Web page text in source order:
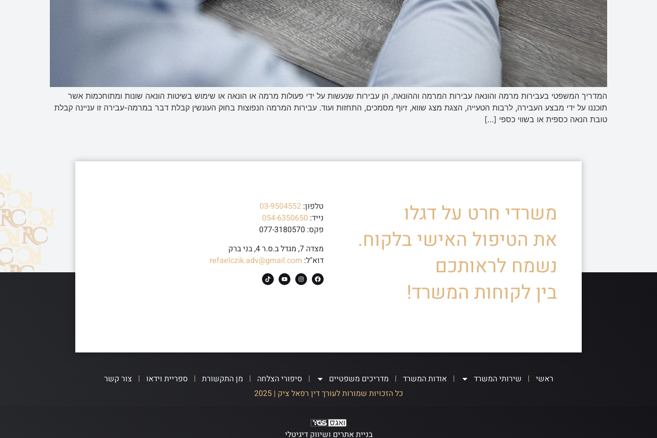
המדריך המשפטי בעבירות מרמה והונאה עבירות המרמה וההונאה, הן עבירות שנעשות על ידי פעולות מרמה או הונאה או שימוש בשיטות הונאה שונות ומתוחכמות אשר
תוכננו על ידי מבצע העבירה, לרבות הטעייה, הצגת מצג שווא, זיוף מסמכים, התחזות ועוד. עבירות המרמה הנפוצות בחוק העונשין קבלת דבר במרמה-עבירה זו עניינה קבלת
טובת הנאה כספית או בשווי כספי […]
משרדי חרט על דגלו
את הטיפול האישי בלקוח.
נשמח לראותכם
בין לקוחות המשרד!
טלפון: 03-9504552
נייד: 054-6350650
פקס: 077-3180570
מצדה 7, מגדל ב.ס.ר 4, בני ברק
דוא"ל: refaelczik.adv@gmail.com
ראשי שירותי המשרד אודות המשרד מדריכים משפטיים סיפורי הצלחה מן התקשורת ספריית וידאו
צור קשר
כל הזכויות שמורות לעורך דין רפאל ציק | 2025
בניית אתרים ושיווק דיגיטלי